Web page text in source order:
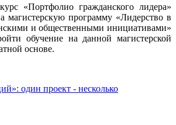
«Портфолио гражданского лидера»
магистерскую программу «Лидерство в
и общественными инициативами»
обучение на данной магистерской
основе.